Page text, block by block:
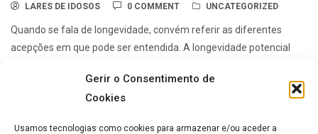
Gerir o Consentimento de
Cookies
Usamos tecnologias como cookies para armazenar e/ou aceder a
LARES DE IDOSOS 0 COMMENT UNCATEGORIZED
Quando se fala de longevidade, convém referir as diferentes
acepções em que pode ser entendida. A longevidade potencial
Lares de idosos mais Populares